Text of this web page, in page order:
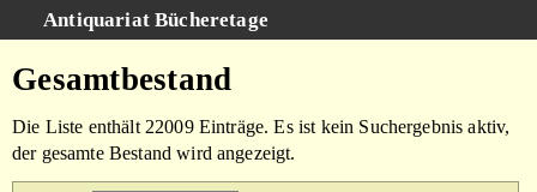
Antiquariat Bücheretage
Gesamtbestand
Gesamtbestand
Die Liste enthält 22009 Einträge. Es ist kein Suchergebnis aktiv,
der gesamte Bestand wird angezeigt.